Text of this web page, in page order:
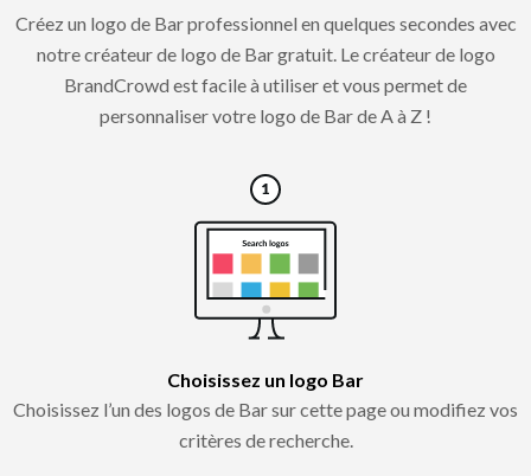
Créez un logo de Bar professionnel en quelques secondes avec
notre créateur de logo de Bar gratuit. Le créateur de logo
BrandCrowd est facile à utiliser et vous permet de
personnaliser votre logo de Bar de A à Z !
Choisissez un logo Bar
Choisissez l’un des logos de Bar sur cette page ou modifiez vos
critères de recherche.